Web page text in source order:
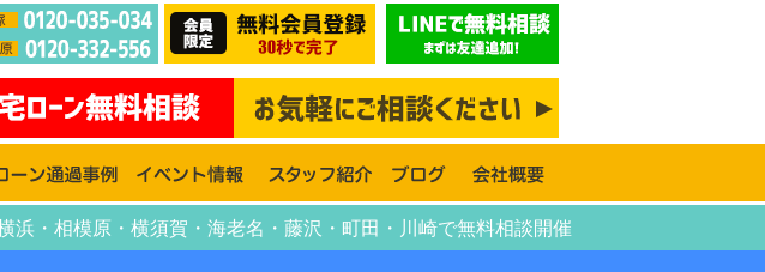
・相模原・横須賀・海老名・藤沢・町田・川崎で無料相談開催